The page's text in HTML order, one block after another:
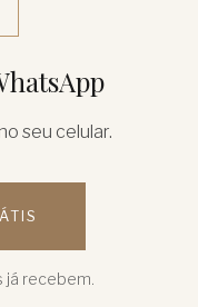
seu celular.
já recebem.